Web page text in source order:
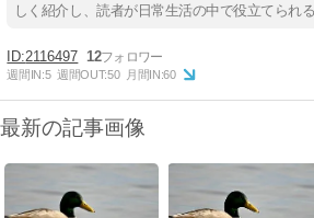
しく紹介し、読者が日常生活の中で役立てられ
2116497 12
週間IN:5 週間OUT:50 月間IN:60
最新の記事画像